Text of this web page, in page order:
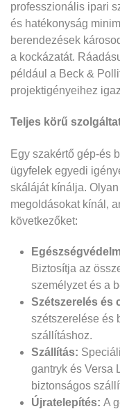
professzionális ipari
és hatékonyság
berendezések
a kockázatát.
például a Beck &
projektigényeihez
Teljes körű
Egy szakértő gép-és
ügyfelek egyedi
skáláját kínálja.
megoldásokat kínál,
következőket:
Biztosítja az
személyzet és a
Szétszerelés és
szétszerelése és
szállításhoz.
Szállítás:
gantryk és Versa
biztonságos
Újratelepítés: A